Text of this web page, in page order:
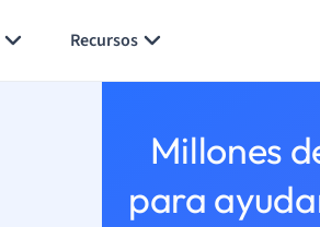
Recursos
Millones
para